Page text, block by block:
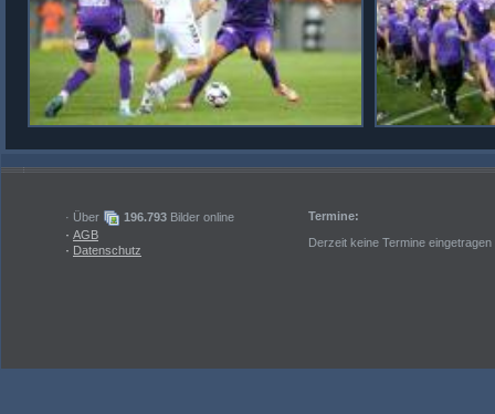
· Über 196.793 Bilder online
· AGB
· Datenschutz
Termine:
Derzeit keine Termine eingetragen